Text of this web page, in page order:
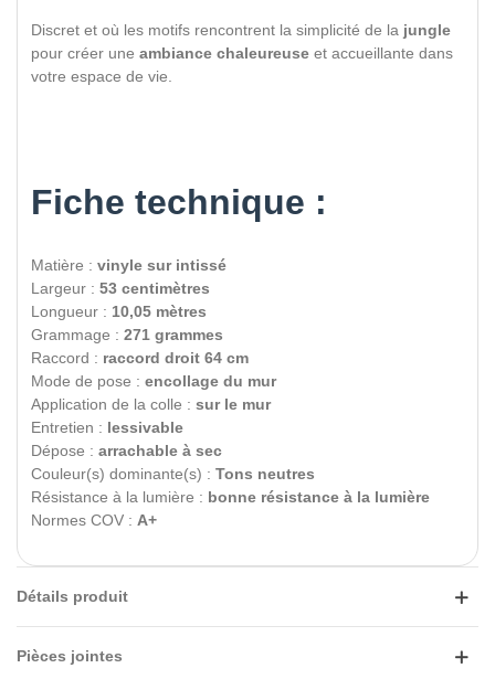
Discret et où les motifs rencontrent la simplicité de la jungle
pour créer une ambiance chaleureuse et accueillante dans
votre espace de vie.
Fiche technique :
Matière : vinyle sur intissé
Largeur : 53 centimètres
Longueur : 10,05 mètres
Grammage : 271 grammes
Raccord : raccord droit 64 cm
Mode de pose : encollage du mur
Application de la colle : sur le mur
Entretien : lessivable
Dépose : arrachable à sec
Couleur(s) dominante(s) : Tons neutres
Résistance à la lumière : bonne résistance à la lumière
Normes COV : A+
Détails produit
Pièces jointes